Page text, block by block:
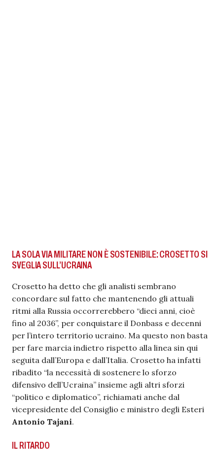
LA SOLA VIA MILITARE NON È SOSTENIBILE: CROSETTO SI
SVEGLIA SULL’UCRAINA
Crosetto ha detto che gli analisti sembrano
concordare sul fatto che mantenendo gli attuali
ritmi alla Russia occorrerebbero “dieci anni, cioè
fino al 2036”, per conquistare il Donbass e decenni
per l’intero territorio ucraino. Ma questo non basta
per fare marcia indietro rispetto alla linea sin qui
seguita dall’Europa e dall’Italia. Crosetto ha infatti
ribadito “la necessità di sostenere lo sforzo
difensivo dell’Ucraina” insieme agli altri sforzi
“politico e diplomatico”, richiamati anche dal
vicepresidente del Consiglio e ministro degli Esteri
Antonio Tajani.
IL RITARDO